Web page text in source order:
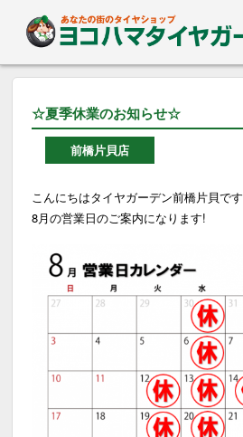
☆夏季休業のお知らせ☆
前橋片貝店
こんにちはタイヤガーデン前橋片貝です
8月の営業日のご案内になります!